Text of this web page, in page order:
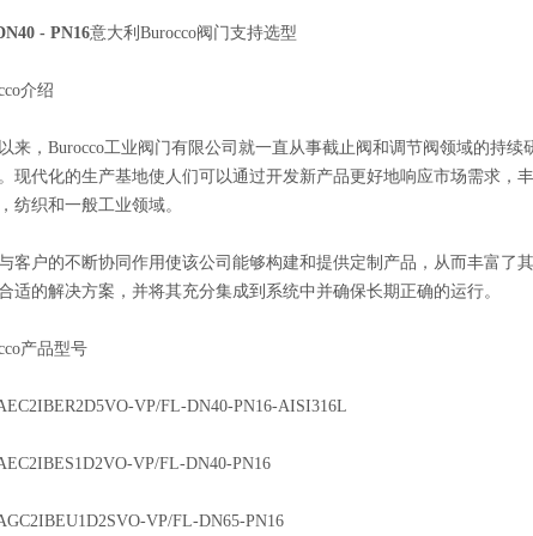
- PN16意大利Burocco阀门支持选型
介绍
来，Burocco工业阀门有限公司就一直从事截止阀和调节阀领域的持
现代化的生产基地使人们可以通过开发新产品更好地响应市场需求，
纺织和一般工业领域。
客户的不断协同作用使该公司能够构建和提供定制产品，从而丰富了
适的解决方案，并将其充分集成到系统中并确保长期正确的运行。
产品型号
VP/FL-DN40-PN16-AISI316L
VP/FL-DN40-PN16
VP/FL-DN65-PN16